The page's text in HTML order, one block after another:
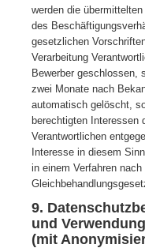
werden die
des
gesetzlichen
Verarbeitung
Bewerber geschlossen,
zwei Monate nach
automatisch gelöscht,
berechtigten Interessen
Verantwortlichen
Interesse in diesem
in einem Verfahren
9.
und
(mit